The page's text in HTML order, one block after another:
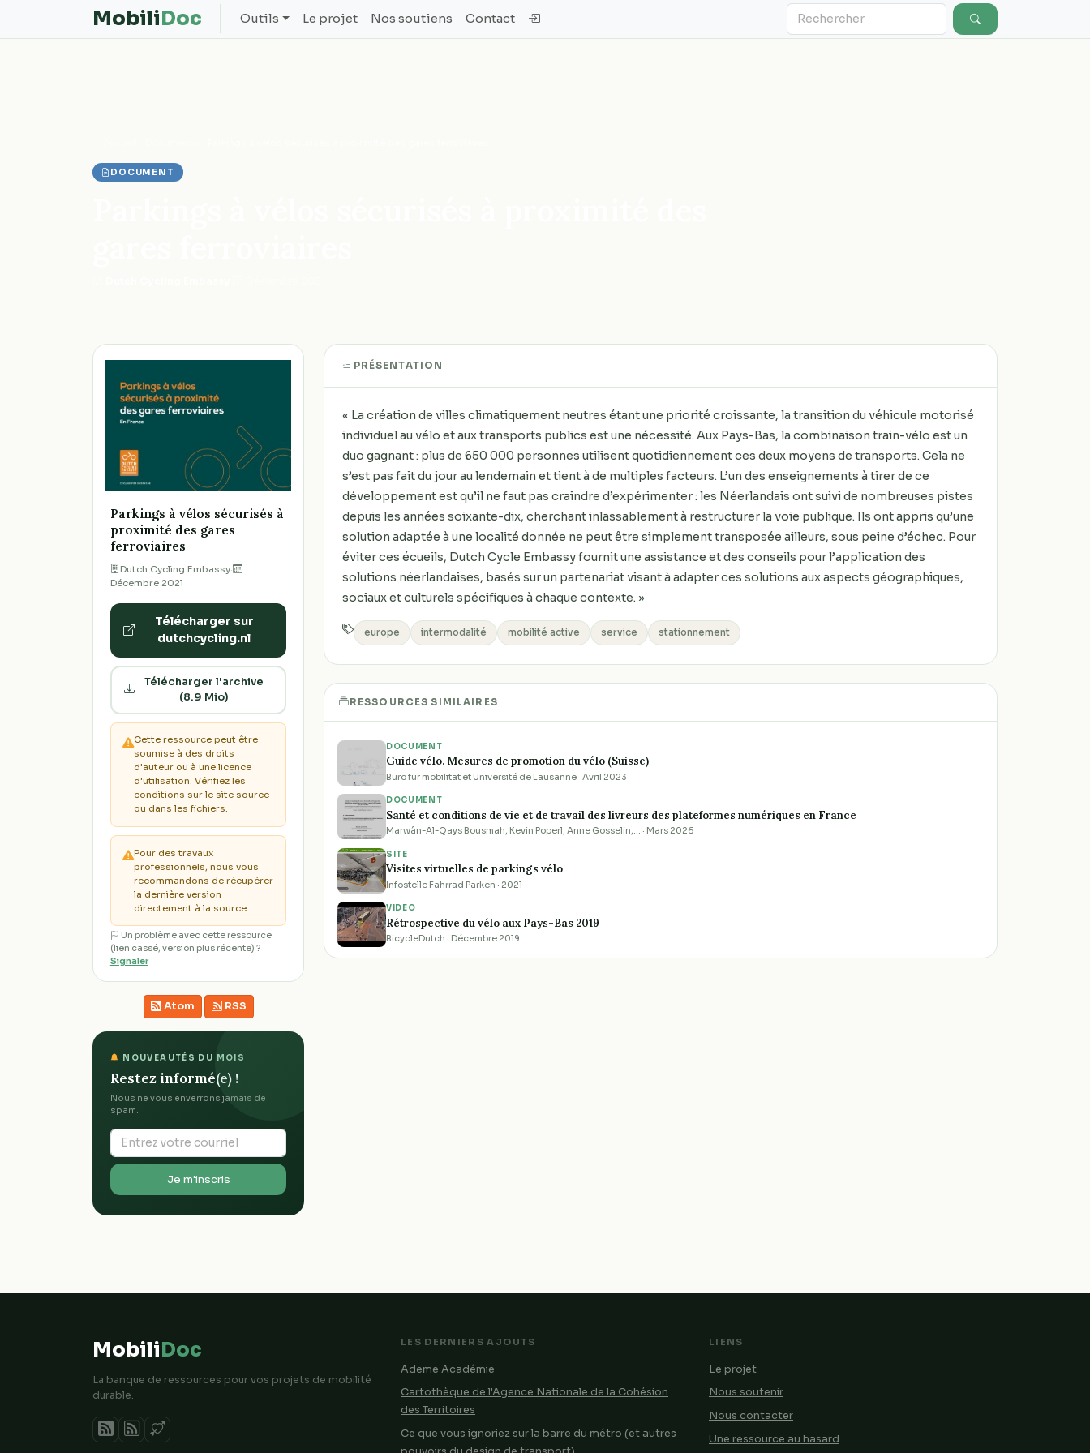
MobiliDoc Outils Le projet Nos soutiens Contact
DOCUMENT
Parkings à vélos sécurisés à
proximité des gares
ferroviaires
Dutch Cycling Embassy·
Décembre 2021
Télécharger sur
dutchcycling.nl
Télécharger l'archive
(8.9 Mio)
Cette ressource peut être
soumise à des droits
d'auteur ou à une licence
d'utilisation. Vérifiez les
conditions sur le site source
ou dans les fichiers.
Pour des travaux
professionnels, nous vous
recommandons de récupérer
la dernière version
directement à la source.
Un problème avec cette ressource
(lien cassé, version plus récente) ?
Signaler
Atom RSS
NOUVEAUTÉS DU MOIS
Restez informé(e) !
Nous ne vous enverrons jamais de
spam.
Je m'inscris
PRÉSENTATION
« La création de villes climatiquement neutres étant une priorité croissante, la transition du véhicule motorisé
individuel au vélo et aux transports publics est une nécessité. Aux Pays-Bas, la combinaison train-vélo est un
duo gagnant : plus de 650 000 personnes utilisent quotidiennement ces deux moyens de transports. Cela ne
s’est pas fait du jour au lendemain et tient à de multiples facteurs. L’un des enseignements à tirer de ce
développement est qu’il ne faut pas craindre d’expérimenter : les Néerlandais ont suivi de nombreuses pistes
depuis les années soixante-dix, cherchant inlassablement à restructurer la voie publique. Ils ont appris qu’une
solution adaptée à une localité donnée ne peut être simplement transposée ailleurs, sous peine d’échec. Pour
éviter ces écueils, Dutch Cycle Embassy fournit une assistance et des conseils pour l’application des
solutions néerlandaises, basés sur un partenariat visant à adapter ces solutions aux aspects géographiques,
sociaux et culturels spécifiques à chaque contexte. »
europe intermodalité mobilité active service stationnement
RESSOURCES SIMILAIRES
DOCUMENT
Guide vélo. Mesures de promotion du vélo (Suisse)
Büro für mobilität et Université de Lausanne · Avril 2023
DOCUMENT
Santé et conditions de vie et de travail des livreurs des plateformes numériques en France
Marwân-Al-Qays Bousmah, Kevin Poperl, Anne Gosselin,… · Mars 2026
SITE
Visites virtuelles de parkings vélo
Infostelle Fahrrad Parken · 2021
VIDEO
Rétrospective du vélo aux Pays-Bas 2019
BicycleDutch · Décembre 2019
MobiliDoc
La banque de ressources pour vos projets de mobilité
durable.
LES DERNIERS AJOUTS
Ademe Académie
Cartothèque de l'Agence Nationale de la Cohésion
des Territoires
Ce que vous ignoriez sur la barre du métro (et autres
LIENS
Le projet
Nous soutenir
Nous contacter
Une ressource au hasard